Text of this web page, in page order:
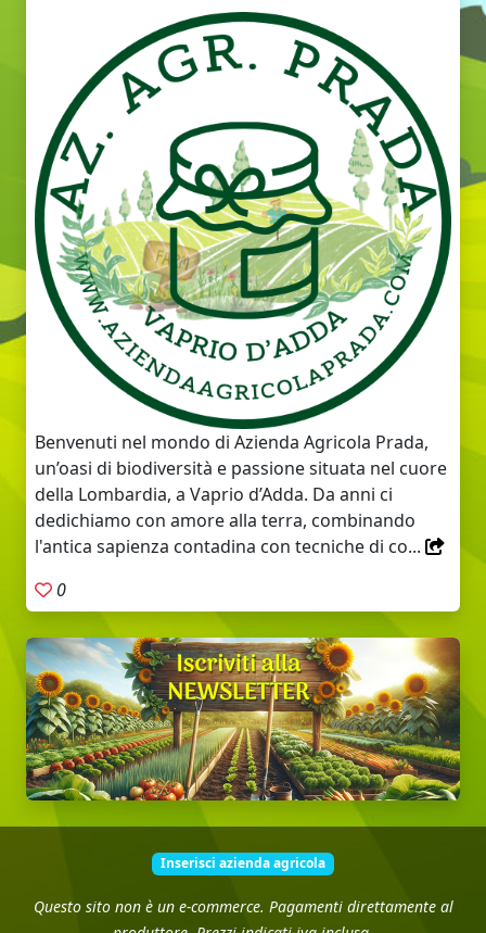
Benvenuti nel mondo di Azienda Agricola Prada,
un’oasi di biodiversità e passione situata nel cuore
della Lombardia, a Vaprio d’Adda. Da anni ci
dedichiamo con amore alla terra, combinando
l'antica sapienza contadina con tecniche di co...
0
Inserisci azienda agricola
Questo sito non è un e-commerce. Pagamenti direttamente al